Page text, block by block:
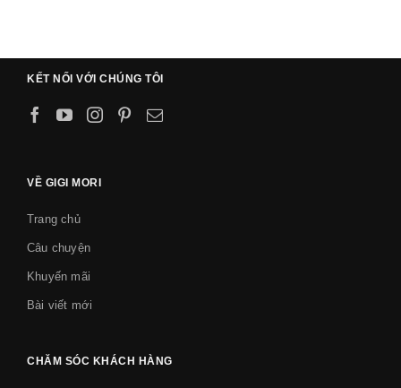
KẾT NỐI VỚI CHÚNG TÔI
VỀ GIGI MORI
Trang chủ
Câu chuyện
Khuyến mãi
Bài viết mới
CHĂM SÓC KHÁCH HÀNG